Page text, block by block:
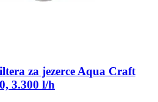
za jezerce Aqua Craft
3.300 l/h